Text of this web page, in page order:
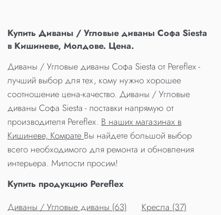
Купить Диваны / Угловые диваны Софа Siesta
в Кишиневе, Молдове. Цена.
Диваны / Угловые диваны Софа Siesta от Pereflex -
лучший выбор для тех, кому нужно хорошее
соотношение цена-качество. Диваны / Угловые
диваны Софа Siesta - поставки напрямую от
производителя Pereflex. В наших магазинах в
Кишиневе, КомратеВы найдете большой выбор
всего необходимого для ремонта и обновления
интерьера. Милости просим!
Купить продукцию Pereflex
Диваны / Угловые диваны (63)
Кресла (37)